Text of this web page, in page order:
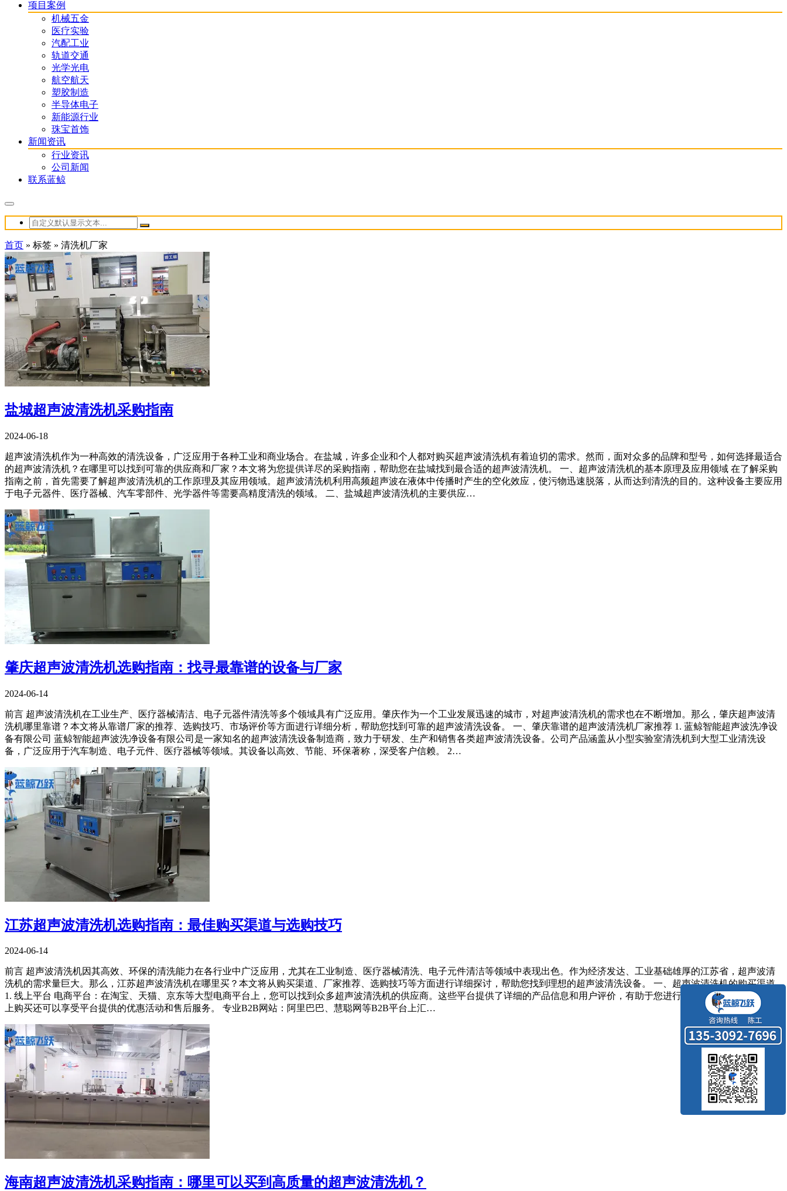
项目案例
机械五金
医疗实验
汽配工业
轨道交通
光学光电
航空航天
塑胶制造
半导体电子
新能源行业
珠宝首饰
新闻资讯
行业资讯
公司新闻
联系蓝鲸
首页 » 标签 » 清洗机厂家
盐城超声波清洗机采购指南
2024-06-18
超声波清洗机作为一种高效的清洗设备，广泛应用于各种工业和商业场合。在盐城，许多企业和个人都对购买超声波清洗机有着迫切的需求。然而，面对众多的品牌和型号，如何选择最适合
的超声波清洗机？在哪里可以找到可靠的供应商和厂家？本文将为您提供详尽的采购指南，帮助您在盐城找到最合适的超声波清洗机。 一、超声波清洗机的基本原理及应用领域 在了解采购
指南之前，首先需要了解超声波清洗机的工作原理及其应用领域。超声波清洗机利用高频超声波在液体中传播时产生的空化效应，使污物迅速脱落，从而达到清洗的目的。这种设备主要应用
于电子元器件、医疗器械、汽车零部件、光学器件等需要高精度清洗的领域。 二、盐城超声波清洗机的主要供应…
肇庆超声波清洗机选购指南：找寻最靠谱的设备与厂家
2024-06-14
前言 超声波清洗机在工业生产、医疗器械清洁、电子元器件清洗等多个领域具有广泛应用。肇庆作为一个工业发展迅速的城市，对超声波清洗机的需求也在不断增加。那么，肇庆超声波清
洗机哪里靠谱？本文将从靠谱厂家的推荐、选购技巧、市场评价等方面进行详细分析，帮助您找到可靠的超声波清洗设备。 一、肇庆靠谱的超声波清洗机厂家推荐 1. 蓝鲸智能超声波洗净设
备有限公司 蓝鲸智能超声波洗净设备有限公司是一家知名的超声波清洗设备制造商，致力于研发、生产和销售各类超声波清洗设备。公司产品涵盖从小型实验室清洗机到大型工业清洗设
备，广泛应用于汽车制造、电子元件、医疗器械等领域。其设备以高效、节能、环保著称，深受客户信赖。 2…
江苏超声波清洗机选购指南：最佳购买渠道与选购技巧
2024-06-14
前言 超声波清洗机因其高效、环保的清洗能力在各行业中广泛应用，尤其在工业制造、医疗器械清洗、电子元件清洁等领域中表现出色。作为经济发达、工业基础雄厚的江苏省，超声波清
洗机的需求量巨大。那么，江苏超声波清洗机在哪里买？本文将从购买渠道、厂家推荐、选购技巧等方面进行详细探讨，帮助您找到理想的超声波清洗设备。 一、超声波清洗机的购买渠道
1. 线上平台 电商平台：在淘宝、天猫、京东等大型电商平台上，您可以找到众多超声波清洗机的供应商。这些平台提供了详细的产品信息和用户评价，有助于您进行比较和选择。此外，线
上购买还可以享受平台提供的优惠活动和售后服务。 专业B2B网站：阿里巴巴、慧聪网等B2B平台上汇…
海南超声波清洗机采购指南：哪里可以买到高质量的超声波清洗机？